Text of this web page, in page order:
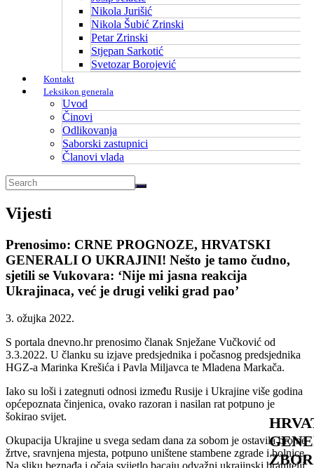
ZBOR
Nikola Jurišić
Nikola Šubić Zrinski
Petar Zrinski
Stjepan Sarkotić
Svetozar Borojević
Kontakt
Leksikon generala
Uvod
Činovi
Odlikovanja
Saborski zastupnici
Članovi vlada
Vijesti
Prenosimo: CRNE PROGNOZE, HRVATSKI
GENERALI O UKRAJINI! Nešto je tamo čudno,
sjetili se Vukovara: ‘Nije mi jasna reakcija
Ukrajinaca, već je drugi veliki grad pao’
3. ožujka 2022.
S portala dnevno.hr prenosimo članak Snježane Vučković od
3.3.2022. U članku su izjave predsjednika i počasnog predsjednika
HGZ-a Marinka Krešića i Pavla Miljavca te Mladena Markača.
Iako su loši i zategnuti odnosi između Rusije i Ukrajine više godina
općepoznata činjenica, ovako razoran i nasilan rat potpuno je
šokirao svijet.
Okupacija Ukrajine u svega sedam dana za sobom je ostavila brojne
žrtve, sravnjena mjesta, potpuno uništene stambene zgrade i bolnice.
Na sliku beznađa i očaja svijetlo bacaju odvažni ukrajinski branitelji